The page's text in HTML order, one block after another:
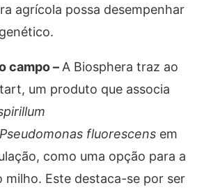
agrícola possa desempenhar
campo – A Biosphera traz ao
um produto que associa
Pseudomonas fluorescens em
como uma opção para a
milho. Este destaca-se por ser